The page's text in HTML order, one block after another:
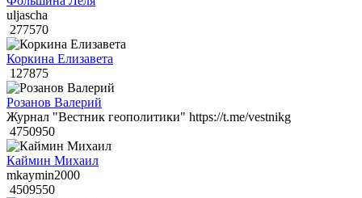
uljascha
277570
Коркина Елизавета
127875
Розанов Валерий
Журнал "Вестник геополитики" https://t.me/vestnikg
4750950
Каймин Михаил
mkaymin2000
4509550